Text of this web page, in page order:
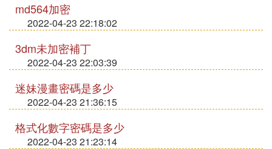
md564加密
2022-04-23 22:18:02
3dm未加密補丁
2022-04-23 22:03:39
迷妹漫畫密碼是多少
2022-04-23 21:36:15
格式化數字密碼是多少
2022-04-23 21:23:14